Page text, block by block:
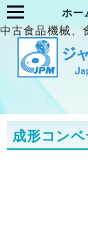
ホー
中古食品機械、
成形コン